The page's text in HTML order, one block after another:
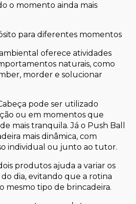
o momento ainda mais
para diferentes momentos
oferece atividades
naturais, como
morder e solucionar
pode ser utilizado
ou em momentos que
mais tranquila. Já o Push Ball
mais dinâmica, com
individual ou junto ao tutor.
produtos ajuda a variar os
dia, evitando que a rotina
mesmo tipo de brincadeira.